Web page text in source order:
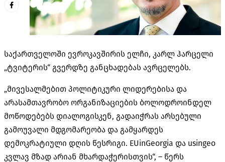
საქართველოში ევროკავშირის ელჩი, კარლ ჰარცელი
„ტვიტერის“ გვერდზე განცხადებას ავრცელებს.
„მივესალმებით პოლიტიკური ლიდერებისა და
არასამთავრობო ორგანიზაციების ბოლოდროინდელ
მოწოდებებს დიალოგისკენ, გადაიჭრას არსებული
გამოუვალი მდგომარეობა და გამყარდეს
დემოკრატიული დღის წესრიგი. EUinGeorgia და usingeo
კვლავ მზად არიან მხარდაჭერისთვის“, – წერს